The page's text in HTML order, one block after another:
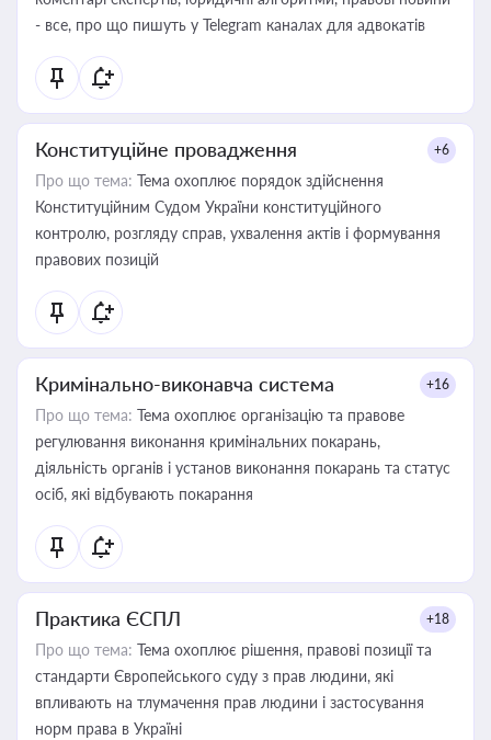
- все, про що пишуть у Telegram каналах для адвокатів
Конституційне провадження +6
Про що тема: Тема охоплює порядок здійснення
Конституційним Судом України конституційного
контролю, розгляду справ, ухвалення актів і формування
правових позицій
Кримінально-виконавча система +16
Про що тема: Тема охоплює організацію та правове
регулювання виконання кримінальних покарань,
діяльність органів і установ виконання покарань та статус
осіб, які відбувають покарання
Практика ЄСПЛ +18
Про що тема: Тема охоплює рішення, правові позиції та
стандарти Європейського суду з прав людини, які
впливають на тлумачення прав людини і застосування
норм права в Україні